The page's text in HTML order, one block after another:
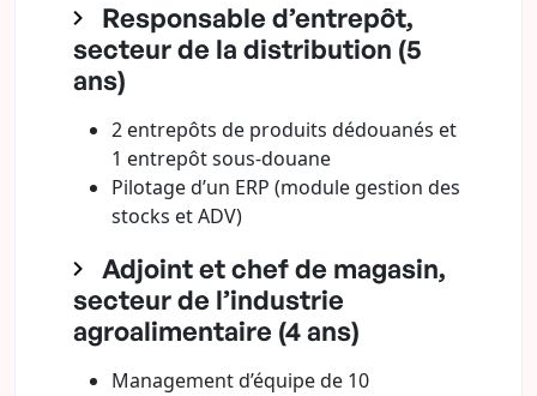
Responsable d’entrepôt,
secteur de la distribution (5
ans)
2 entrepôts de produits dédouanés et
1 entrepôt sous-douane
Pilotage d’un ERP (module gestion des
stocks et ADV)
Adjoint et chef de magasin,
secteur de l’industrie
agroalimentaire (4 ans)
Management d’équipe de 10